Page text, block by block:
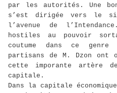
par les autorités. Une
s’est dirigée vers le
l’avenue de
hostiles au pouvoir
coutume dans ce
partisans de M. Dzon ont
cette imporante artère
capitale.
Dans la capitale